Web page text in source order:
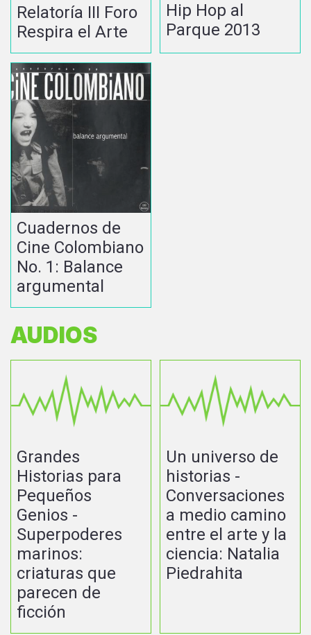
Relatoría III Foro
Respira el Arte
Hip Hop al
Parque 2013
Cuadernos de
Cine Colombiano
No. 1: Balance
argumental
AUDIOS
Grandes
Historias para
Pequeños
Genios -
Superpoderes
marinos:
criaturas que
parecen de
ficción
Un universo de
historias -
Conversaciones
a medio camino
entre el arte y la
ciencia: Natalia
Piedrahita